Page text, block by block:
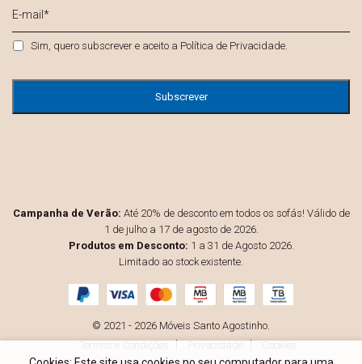
mail
Privacidade *
Sim, quero subscrever e aceito a Política de Privacidade
Campanha de Verão: Até 20% de desconto em todos os sofás! Válido de
1 de julho a 17 de agosto de 2026.
Produtos em Desconto: 1 a 31 de Agosto 2026.
Limitado ao stock existente.
© 2021 - 2026 Móveis Santo Agostinho.